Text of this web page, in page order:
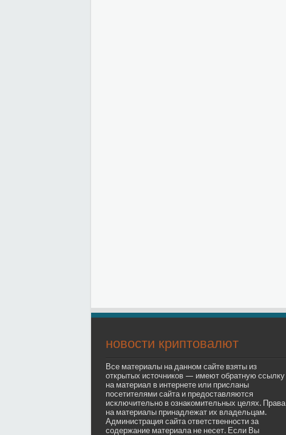
новости криптовалют
Все материалы на данном сайте взяты из
открытых источников — имеют обратную ссылку
на материал в интернете или присланы
посетителями сайта и предоставляются
исключительно в ознакомительных целях. Права
на материалы принадлежат их владельцам.
Администрация сайта ответственности за
содержание материала не несет. Если Вы